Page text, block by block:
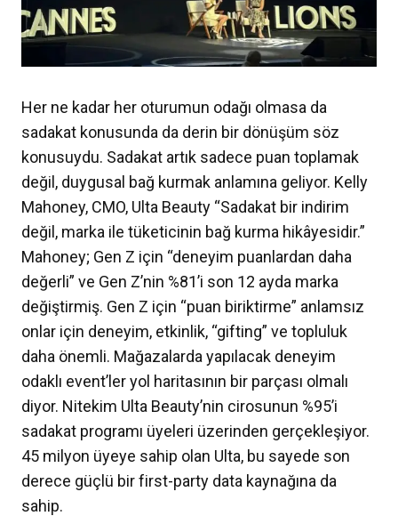
Her ne kadar her oturumun odağı olmasa da
sadakat konusunda da derin bir dönüşüm söz
konusuydu. Sadakat artık sadece puan toplamak
değil, duygusal bağ kurmak anlamına geliyor. Kelly
Mahoney, CMO, Ulta Beauty “Sadakat bir indirim
değil, marka ile tüketicinin bağ kurma hikâyesidir.”
Mahoney; Gen Z için “deneyim puanlardan daha
değerli” ve Gen Z’nin %81’i son 12 ayda marka
değiştirmiş. Gen Z için “puan biriktirme” anlamsız
onlar için deneyim, etkinlik, “gifting” ve topluluk
daha önemli. Mağazalarda yapılacak deneyim
odaklı event’ler yol haritasının bir parçası olmalı
diyor. Nitekim Ulta Beauty’nin cirosunun %95’i
sadakat programı üyeleri üzerinden gerçekleşiyor.
45 milyon üyeye sahip olan Ulta, bu sayede son
derece güçlü bir first-party data kaynağına da
sahip.